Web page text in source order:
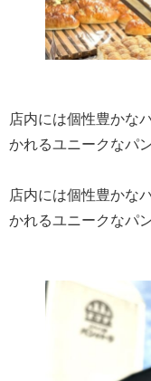
店内には個性豊かな
かれるユニークなパ
店内には個性豊かな
かれるユニークなパ